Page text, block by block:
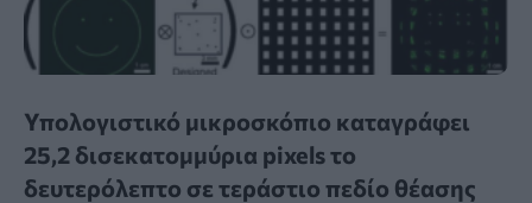
Υπολογιστικό μικροσκόπιο καταγράφει
25,2 δισεκατομμύρια pixels το
δευτερόλεπτο σε τεράστιο πεδίο θέασης